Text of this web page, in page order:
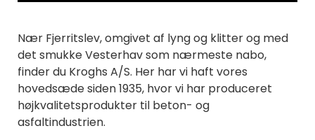
Nær Fjerritslev, omgivet af lyng og klitter og med
det smukke Vesterhav som nærmeste nabo,
finder du Kroghs A/S. Her har vi haft vores
hovedsæde siden 1935, hvor vi har produceret
højkvalitetsprodukter til beton- og
asfaltindustrien.